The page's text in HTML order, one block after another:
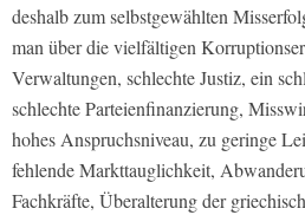
deshalb zum selbstgewählten
man über die vielfältigen
Verwaltungen, schlechte Justiz, ein
schlechte Parteienfinanzierung,
hohes Anspruchsniveau, zu geringe
fehlende Markttauglichkeit,
Fachkräfte, Überalterung der